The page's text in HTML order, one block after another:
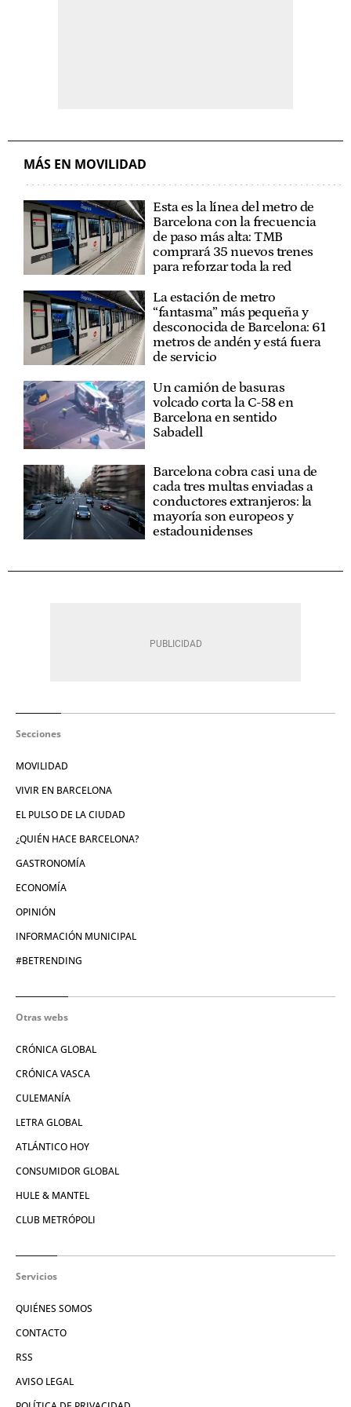
MÁS EN MOVILIDAD
Esta es la línea del metro de
Barcelona con la frecuencia
de paso más alta: TMB
comprará 35 nuevos trenes
para reforzar toda la red
La estación de metro
“fantasma” más pequeña y
desconocida de Barcelona: 61
metros de andén y está fuera
de servicio
Un camión de basuras
volcado corta la C-58 en
Barcelona en sentido
Sabadell
Barcelona cobra casi una de
cada tres multas enviadas a
conductores extranjeros: la
mayoría son europeos y
estadounidenses
Secciones
MOVILIDAD
VIVIR EN BARCELONA
EL PULSO DE LA CIUDAD
¿QUIÉN HACE BARCELONA?
GASTRONOMÍA
ECONOMÍA
OPINIÓN
INFORMACIÓN MUNICIPAL
#BETRENDING
Otras webs
CRÓNICA GLOBAL
CRÓNICA VASCA
CULEMANÍA
LETRA GLOBAL
ATLÁNTICO HOY
CONSUMIDOR GLOBAL
HULE & MANTEL
CLUB METRÓPOLI
Servicios
QUIÉNES SOMOS
CONTACTO
RSS
AVISO LEGAL